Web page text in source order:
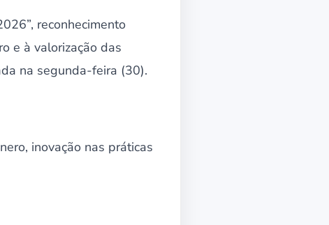
reconhecimento
e à valorização das
na segunda-feira (30).
inovação nas práticas